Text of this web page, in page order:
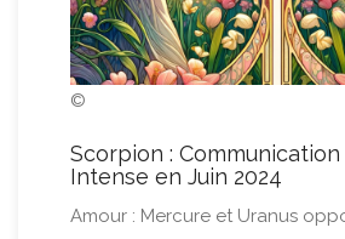
©
Scorpion :
Intense en Juin 2024
Amour : Mercure et Uranus